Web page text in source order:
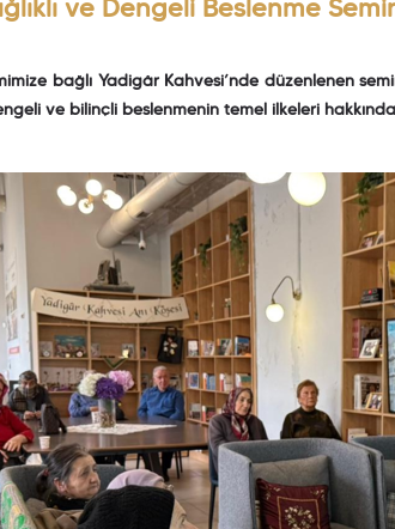
ve Dengeli Beslenme
bağlı Yadigâr Kahvesi’nde düzenlenen
ve bilinçli beslenmenin temel ilkeleri